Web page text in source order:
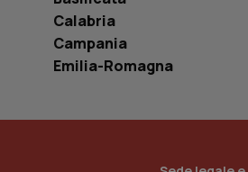
Calabria
Campania
Emilia-RomagnaVISITOR_INFO1_LIVE